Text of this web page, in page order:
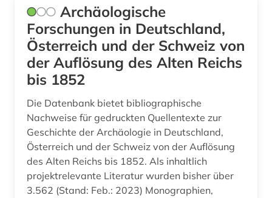
london (2)
luftbild (2)
luftnachrichtendienst (2)
mainz (1)
malakozoologie (1)
malerei ästhetik (1)
management (1)
Archäologische
Forschungen in Deutschland,
Österreich und der Schweiz von
der Auflösung des Alten Reichs
bis 1852
Die Datenbank bietet bibliographische
Nachweise für gedruckten Quellentexte zur
Geschichte der Archäologie in Deutschland,
Österreich und der Schweiz von der Auflösung
des Alten Reichs bis 1852. Als inhaltlich
projektrelevante Literatur wurden bisher über
3.562 (Stand: Feb.: 2023) Monographien,